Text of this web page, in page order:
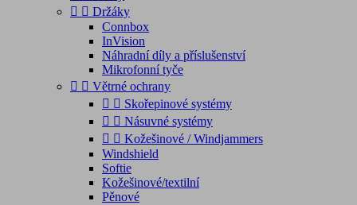
  Držáky
Connbox
InVision
Náhradní díly a příslušenství
Mikrofonní tyče
  Větrné ochrany
  Skořepinové systémy
  Násuvné systémy
  Kožešinové / Windjammers
Windshield
Softie
Kožešinové/textilní
Pěnové